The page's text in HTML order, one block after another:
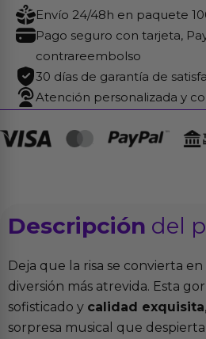
Envío 24/48h en paquete
Pago seguro con tarjeta,
contrareembolso
30 días de garantía de
Atención personalizada y
Descripción del
Deja que la risa se convierta
diversión más atrevida. Esta
sofisticado y calidad exquisita
sorpresa musical que